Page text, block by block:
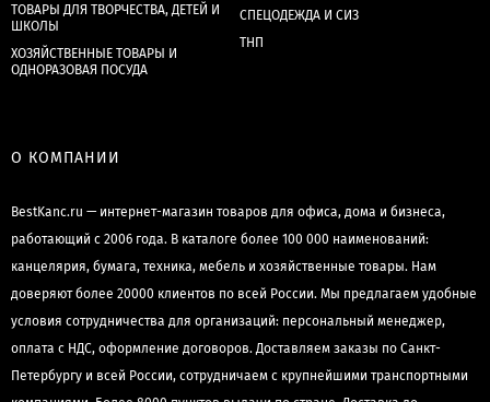
ТОВАРЫ ДЛЯ ТВОРЧЕСТВА, ДЕТЕЙ И
ШКОЛЫ
ХОЗЯЙСТВЕННЫЕ ТОВАРЫ И
ОДНОРАЗОВАЯ ПОСУДА
СПЕЦОДЕЖДА И СИЗ
ТНП
О КОМПАНИИ
BestKanc.ru — интернет-магазин товаров для офиса, дома и бизнеса,
работающий с 2006 года. В каталоге более 100 000 наименований:
канцелярия, бумага, техника, мебель и хозяйственные товары. Нам
доверяют более 20000 клиентов по всей России. Мы предлагаем удобные
условия сотрудничества для организаций: персональный менеджер,
оплата с НДС, оформление договоров. Доставляем заказы по Санкт-
Петербургу и всей России, сотрудничаем с крупнейшими транспортными